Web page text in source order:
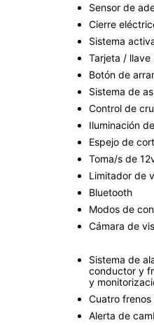
Sensor de
Cierre
Sistema
Tarjeta / llave
Botón de
Sistema de
Control de
Iluminación
Espejo de
Toma/s de
Limitador de
Bluetooth
Modos de
Cámara de
Sistema de
conductor y
y
Cuatro
Alerta de